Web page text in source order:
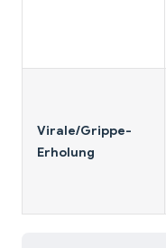
Virale/Grippe-
Erholung